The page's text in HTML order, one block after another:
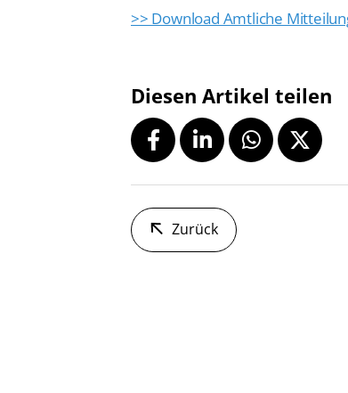
>> Download Amtliche
Diesen Artikel teilen
Zurück